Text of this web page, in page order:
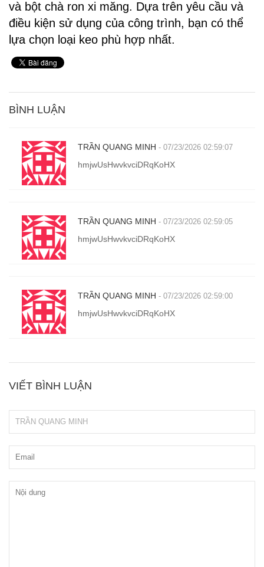
và bột chà ron xi măng. Dựa trên yêu cầu và
điều kiện sử dụng của công trình, bạn có thể
lựa chọn loại keo phù hợp nhất.
BÌNH LUẬN
TRẦN QUANG MINH - 07/23/2026 02:59:07
hmjwUsHwvkvciDRqKoHX
TRẦN QUANG MINH - 07/23/2026 02:59:05
hmjwUsHwvkvciDRqKoHX
TRẦN QUANG MINH - 07/23/2026 02:59:00
hmjwUsHwvkvciDRqKoHX
VIẾT BÌNH LUẬN